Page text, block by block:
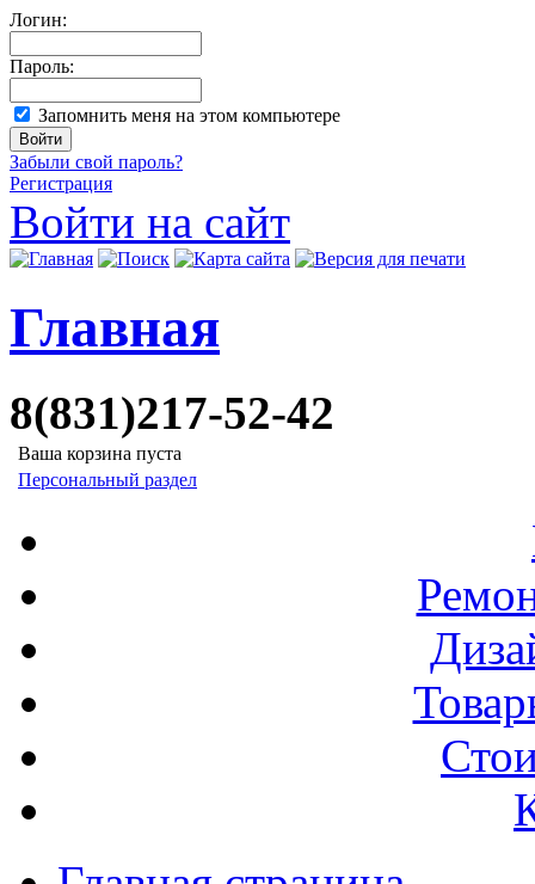
Логин:
Пароль:
Запомнить меня на этом компьютере
Забыли свой пароль?
Регистрация
Войти на сайт
Главная
8(831)217-52-42
Ваша корзина пуста
Персональный раздел